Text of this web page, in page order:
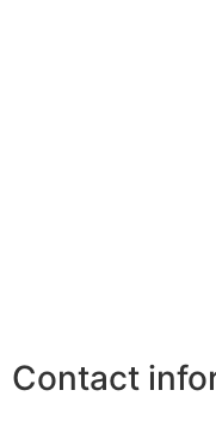
Contact